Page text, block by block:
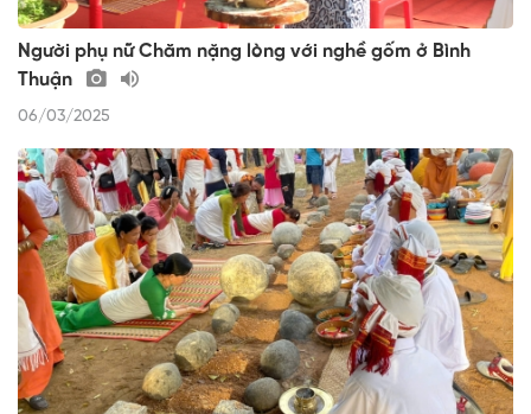
Người phụ nữ Chăm nặng lòng với nghề gốm ở Bình
Thuận
06/03/2025